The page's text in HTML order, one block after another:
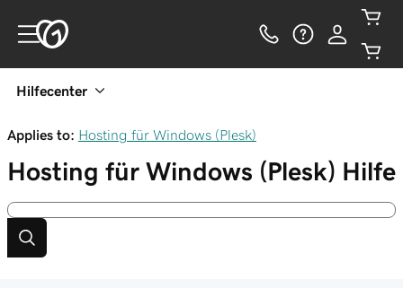
Hilfecenter
Applies to: Hosting für Windows (Plesk)
Hosting für Windows (Plesk) Hilfe